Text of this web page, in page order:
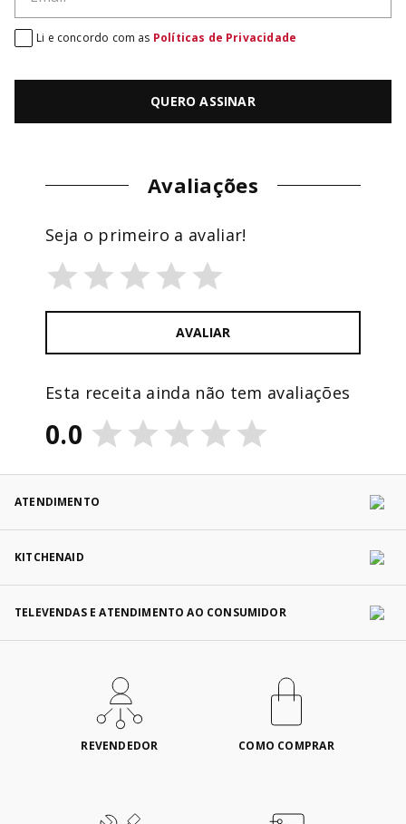
QUERO ASSINAR
Li e concordo com as Políticas de Privacidade
Avaliações
Esta receita ainda não tem avaliações
0.0
Seja o primeiro a avaliar!
AVALIAR
ATENDIMENTO
KITCHENAID
TELEVENDAS E ATENDIMENTO AO CONSUMIDOR
REVENDEDOR COMO COMPRAR